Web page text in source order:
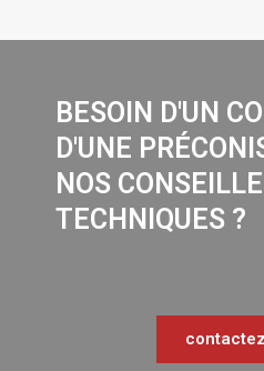
BESOIN D'UN
D'UNE
NOS
TECHNIQUES ?